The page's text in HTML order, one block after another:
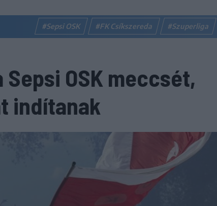
#Sepsi OSK #FK Csíkszereda #Szuperliga
OSK meccsét,
indítanak